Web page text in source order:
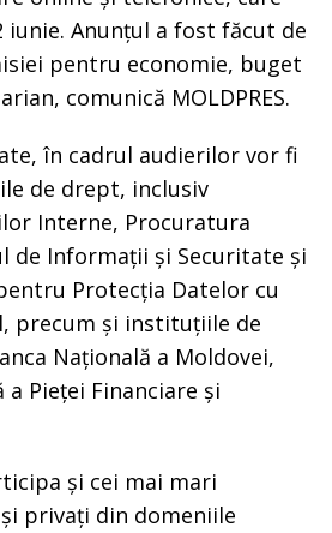
iunie. Anunțul a fost făcut de
pentru economie, buget
comunică MOLDPRES.
în cadrul audierilor vor fi
de drept, inclusiv
Interne, Procuratura
de Informații și Securitate și
Protecția Datelor cu
precum și instituțiile de
Națională a Moldovei,
a Pieței Financiare și
și cei mai mari
privați din domeniile